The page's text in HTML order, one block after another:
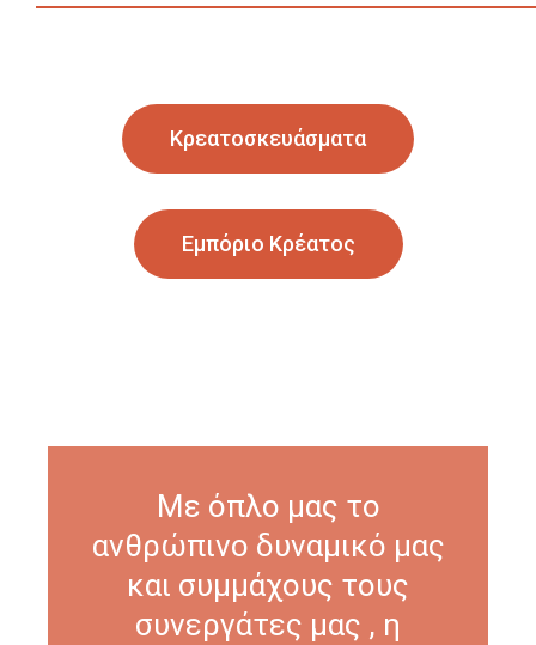
Κρεατοσκευάσματα
Εμπόριο Κρέατος
Με όπλο μας το
ανθρώπινο δυναμικό μας
και συμμάχους τους
συνεργάτες μας , η